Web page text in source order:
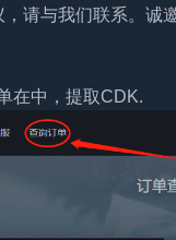
请与我们联系。诚
在中，提取CDK.